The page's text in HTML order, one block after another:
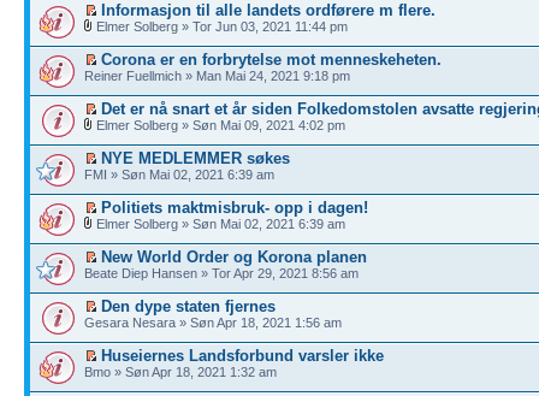
Informasjon til alle landets ordførere m flere.
Elmer Solberg » Tor Jun 03, 2021 11:44 pm
Corona er en forbrytelse mot menneskeheten.
Reiner Fuellmich » Man Mai 24, 2021 9:18 pm
Det er nå snart et år siden Folkedomstolen avsatte
Elmer Solberg » Søn Mai 09, 2021 4:02 pm
NYE MEDLEMMER søkes
FMI » Søn Mai 02, 2021 6:39 am
Politiets maktmisbruk- opp i dagen!
Elmer Solberg » Søn Mai 02, 2021 6:39 am
New World Order og Korona planen
Beate Diep Hansen » Tor Apr 29, 2021 8:56 am
Den dype staten fjernes
Gesara Nesara » Søn Apr 18, 2021 1:56 am
Huseiernes Landsforbund varsler ikke
Bmo » Søn Apr 18, 2021 1:32 am